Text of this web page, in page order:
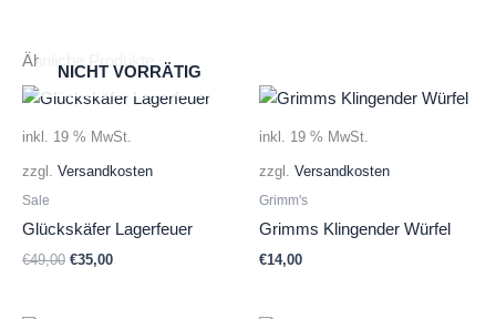
Ähnliche Produkte
NICHT VORRÄTIG
inkl. 19 % MwSt.
zzgl. Versandkosten
Sale
Glückskäfer Lagerfeuer
€49,00 Ursprünglicher
€35,00Aktueller
inkl. 19 % MwSt.
zzgl. Versandkosten
Grimm's
Grimms Klingender Würfel
€14,00